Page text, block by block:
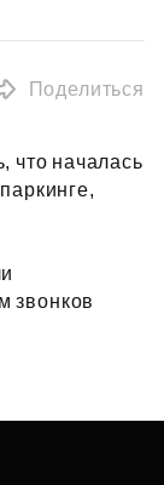
Поделиться
что началась
звонков